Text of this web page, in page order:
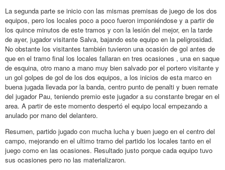
La segunda parte se inicio con las mismas premisas de juego de los dos
equipos, pero los locales poco a poco fueron imponiéndose y a partir de
los quince minutos de este tramos y con la lesión del mejor, en la tarde
de ayer, jugador visitante Salva, bajando este equipo en la peligrosidad.
No obstante los visitantes también tuvieron una ocasión de gol antes de
que en el tramo final los locales fallaran en tres ocasiones , una en saque
de esquina, otro mano a mano muy bien salvado por el portero visitante y
un gol golpes de gol de los dos equipos, a los inicios de esta marco en
buena jugada llevada por la banda, centro punto de penalti y buen remate
del jugador Pau, teniendo premio este jugador a su constante bregar en el
area. A partir de este momento despertó el equipo local empezando a
anulado por mano del delantero.
Resumen, partido jugado con mucha lucha y buen juego en el centro del
campo, mejorando en el ultimo tramo del partido los locales tanto en el
juego como en las ocasiones. Resultado justo porque cada equipo tuvo
sus ocasiones pero no las materializaron.